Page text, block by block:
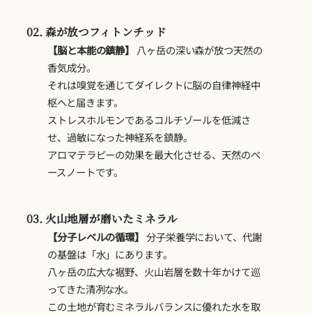
02. 森が放つフィトンチッド
【脳と本能の鎮静】 八ヶ岳の深い森が放つ天然の
香気成分。
それは嗅覚を通じてダイレクトに脳の自律神経中
枢へと届きます。
ストレスホルモンであるコルチゾールを低減さ
せ、過敏になった神経系を鎮静。
アロマテラピーの効果を最大化させる、天然のベ
ースノートです。
03. 火山地層が磨いたミネラル
【分子レベルの循環】 分子栄養学において、代謝
の基盤は「水」にあります。
八ヶ岳の広大な裾野、火山岩層を数十年かけて巡
ってきた清冽な水。
この土地が育むミネラルバランスに優れた水を取